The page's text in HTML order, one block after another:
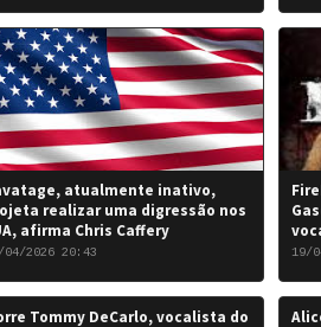
atualmente inativo,
realizar uma digressão nos
afirma Chris Caffery
04/2026 20:43 19/
Tommy DeCarlo, vocalista do